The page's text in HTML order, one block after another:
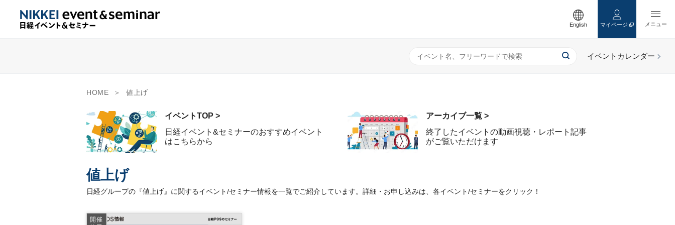
English マイページ
HOME 値上げ
イベントTOP >
日経イベント&セミナーのおすすめイベント
はこちらから
アーカイブ一覧 >
終了したイベントの動画視聴・レポート記事
がご覧いただけます
値上げ
日経グループの『値上げ』に関するイベント/セミナー情報を一覧でご紹介しています。詳細・お申し込みは、各イベント/セミナーをクリック！
開催